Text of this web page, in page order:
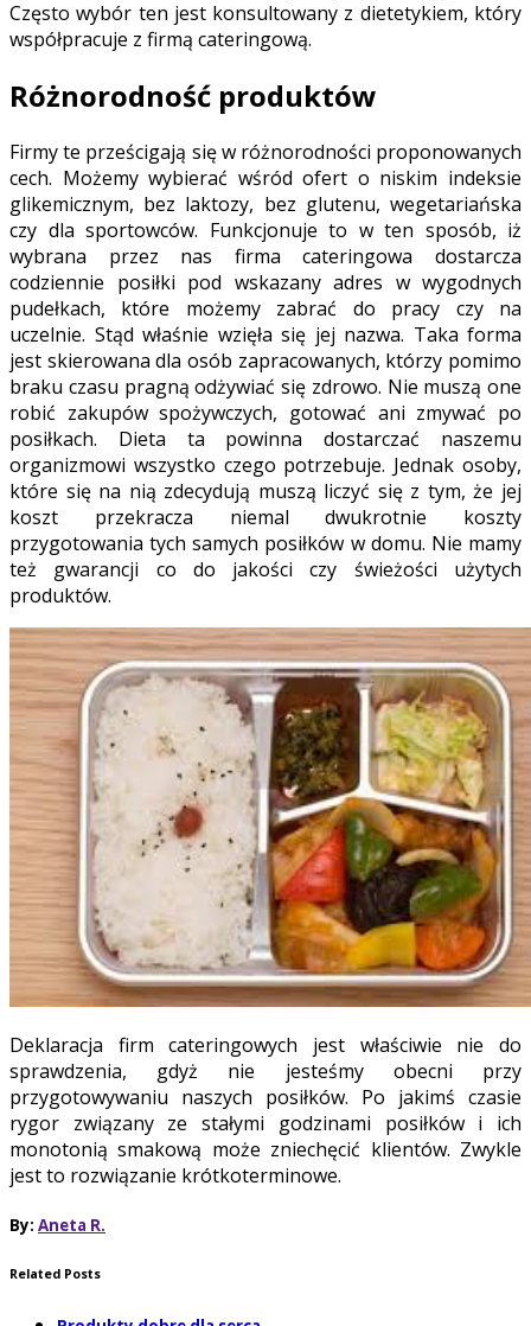
Często wybór ten jest konsultowany z dietetykiem, który
współpracuje z firmą cateringową.
Różnorodność produktów
Firmy te prześcigają się w różnorodności proponowanych
cech. Możemy wybierać wśród ofert o niskim indeksie
glikemicznym, bez laktozy, bez glutenu, wegetariańska
czy dla sportowców. Funkcjonuje to w ten sposób, iż
wybrana przez nas firma cateringowa dostarcza
codziennie posiłki pod wskazany adres w wygodnych
pudełkach, które możemy zabrać do pracy czy na
uczelnie. Stąd właśnie wzięła się jej nazwa. Taka forma
jest skierowana dla osób zapracowanych, którzy pomimo
braku czasu pragną odżywiać się zdrowo. Nie muszą one
robić zakupów spożywczych, gotować ani zmywać po
posiłkach. Dieta ta powinna dostarczać naszemu
organizmowi wszystko czego potrzebuje. Jednak osoby,
które się na nią zdecydują muszą liczyć się z tym, że jej
koszt przekracza niemal dwukrotnie koszty
przygotowania tych samych posiłków w domu. Nie mamy
też gwarancji co do jakości czy świeżości użytych
produktów.
Deklaracja firm cateringowych jest właściwie nie do
sprawdzenia, gdyż nie jesteśmy obecni przy
przygotowywaniu naszych posiłków. Po jakimś czasie
rygor związany ze stałymi godzinami posiłków i ich
monotonią smakową może zniechęcić klientów. Zwykle
jest to rozwiązanie krótkoterminowe.
By: Aneta R.
Related Posts